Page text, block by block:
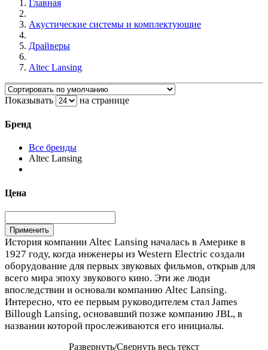
Главная
Акустические системы и комплектующие
Драйверы
Altec Lansing
Показывать на странице
Бренд
Все бренды
Altec Lansing
Цена
История компании Altec Lansing началась в Америке в
1927 году, когда инженеры из Western Electric создали
оборудование для первых звуковых фильмов, открыв для
всего мира эпоху звукового кино. Эти же люди
впоследствии и основали компанию Altec Lansing.
Интересно, что ее первым руководителем стал James
Billough Lansing, основавший позже компанию JBL, в
названии которой прослеживаются его инициалы.
Развернуть/Свернуть весь текст